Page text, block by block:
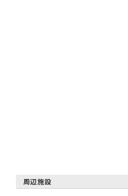
周辺施設